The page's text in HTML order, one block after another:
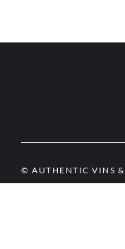
© AUTHENTIC VINS &